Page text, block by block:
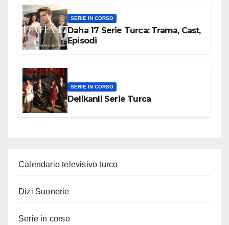
SERIE IN CORSO
Daha 17 Serie Turca: Trama, Cast,
Episodi
SERIE IN CORSO
Delikanli Serie Turca
Calendario televisivo turco
Dizi Suonerie
Serie in corso